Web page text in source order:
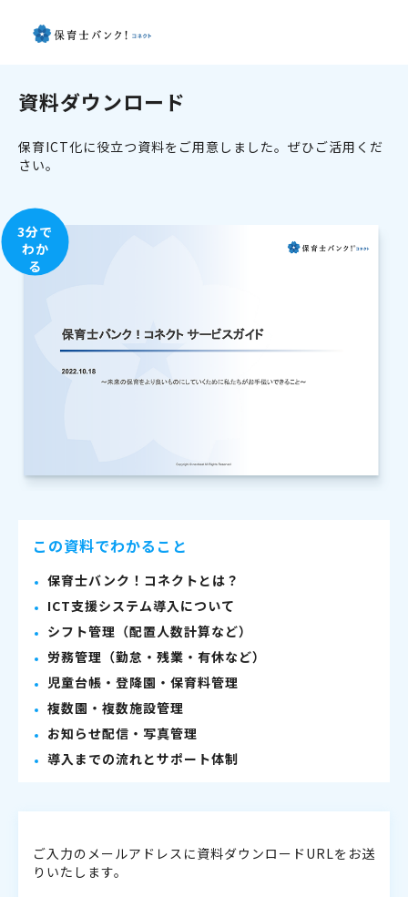
資料ダウンロード
保育ICT化に役立つ資料をご用意しました。ぜひご活用くだ
さい。
3分で
わか
る
この資料でわかること
保育士バンク！コネクトとは？
ICT支援システム導入について
シフト管理（配置人数計算など）
労務管理（勤怠・残業・有休など）
児童台帳・登降園・保育料管理
複数園・複数施設管理
お知らせ配信・写真管理
導入までの流れとサポート体制
ご入力のメールアドレスに資料ダウンロードURLをお送
りいたします。